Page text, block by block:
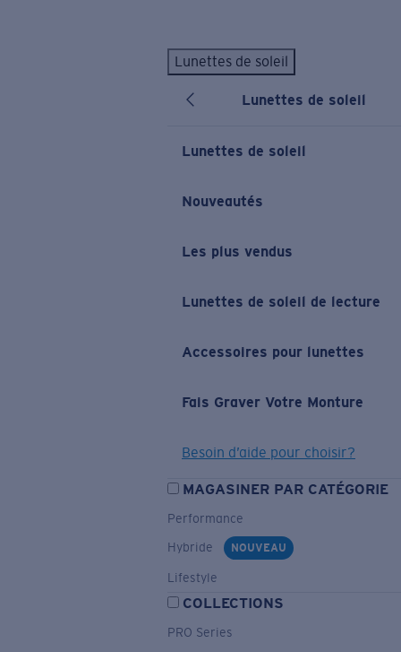
Lunettes de soleil
Lunettes de soleil
Lunettes de soleil
Nouveautés
Les plus vendus
Lunettes de soleil de lecture
Accessoires pour lunettes
Fais Graver Votre Monture
Besoin d’aide pour choisir?
MAGASINER PAR CATÉGORIE
Performance
Hybride
NOUVEAU
Lifestyle
COLLECTIONS
PRO Series
LES PLUS RECHERCHÉS
Lunettes de soleil personnalisées Nouveau